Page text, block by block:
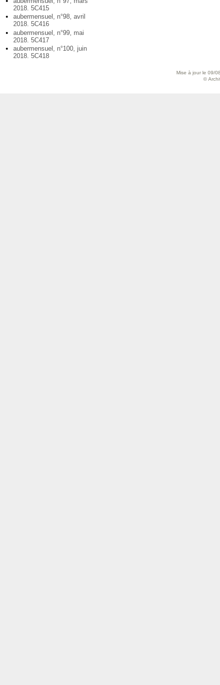
2018. 5C415
aubermensuel, n°98, avril
2018. 5C416
aubermensuel, n°99, mai
2018. 5C417
aubermensuel, n°100, juin
2018. 5C418
Mise à jour le 09/
©